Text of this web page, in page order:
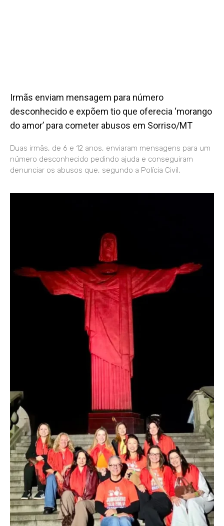
Irmãs enviam mensagem para número
desconhecido e expõem tio que oferecia ‘morango
do amor’ para cometer abusos em Sorriso/MT
Duas irmãs, de 6 e 12 anos, enviaram mensagens para um
número desconhecido pedindo ajuda e conseguiram
denunciar os abusos que, segundo a Polícia Civil,